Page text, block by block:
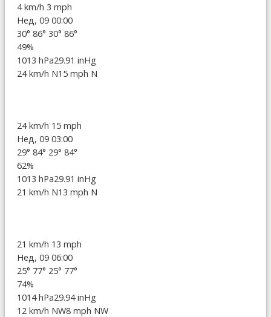
4 km/h 3 mph
Нед, 09 00:00
30° 86° 30° 86°
49%
1013 hPa29.91 inHg
24 km/h N15 mph N
24 km/h 15 mph
Нед, 09 03:00
29° 84° 29° 84°
62%
1013 hPa29.91 inHg
21 km/h N13 mph N
21 km/h 13 mph
Нед, 09 06:00
25° 77° 25° 77°
74%
1014 hPa29.94 inHg
12 km/h NW8 mph NW